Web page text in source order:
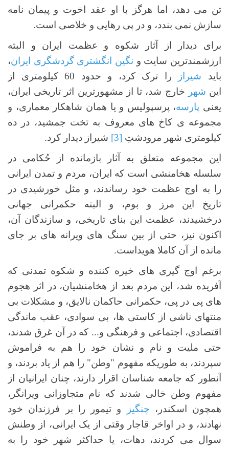
تن می دهد، اما هرگز با او عقد اخوت و پیمان نامه
سازش نمی بندد، و در پی رهایی و خلاصی است.
برای دیدار از آثار شکوه و عظمت ایران و البته
ارزشمندترین سایت و نگین انگشتری گردشگری ایران،
باید شیراز
را ترک کرد، و حدود 60 کیلومتری از
این شهر
خارج شد، تا از مشهورترین اثر تاریخی ایران،
یعنی پارسه، پرسپولیس و یا همان شاهکار معماری، و
مجموعه ی کاخ های معروف به تخت جمشید، در ده
کیلومتری شهر مرودشتِ [3]
شیراز دیدار کرد.
این مجموعه متعلق به آثار بازمانده از حُکامی در
سلسله هخامنشی است که ایران، مردم و تمدن ایرانی
را به اوج عظمت خود رساندند، و مثل خورشیدی در
تاریخ این مرز و بوم، و البته حکمرانی جهانی
درخشیدند، عظمت این بنای تاریخی، و سازندگان آن،
اکنون نیز، حتی از بین سنگ های ویرانه های بر جای
مانده از آن کاملا هویداست.
برغم اوج گیری های خیره کننده و شکوه تمدنی که
آفریده شد، این مردم بعد از هخامنشیان، در اثر هجوم
های پی در پی، حکمرانی حاکمان نالایق، و مشکلات بی
منتهای ناشی از کاستی ها، بی سوادی، عقب ماندگی
اقتصادی، اجتماعی و فرهنگی و... که در آن غرق شدند،
حتی ملیت و نام و نشان خود را هم به فراموش
سپردند، به طوریکه مفهوم "وطن" را هم از یاد بردند، و
آنطور که جامعه شناسان اقرار دارند، چنان ایرانیان از
مفهوم وطن خالی شدند که نام متجاوزانی ویرانگر،
همچون اسکندر، چنگیز
و تیمور را بر فرزندان خود
نهادند، و در اواخر قاجار وقتی از یک ایرانی، از وطنش
سوال می کردند، دهات، یا حداکثر شهر خود را به